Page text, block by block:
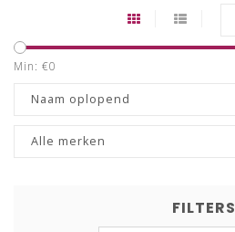
Min: €0
Naam oplopend
Alle merken
FILTERS